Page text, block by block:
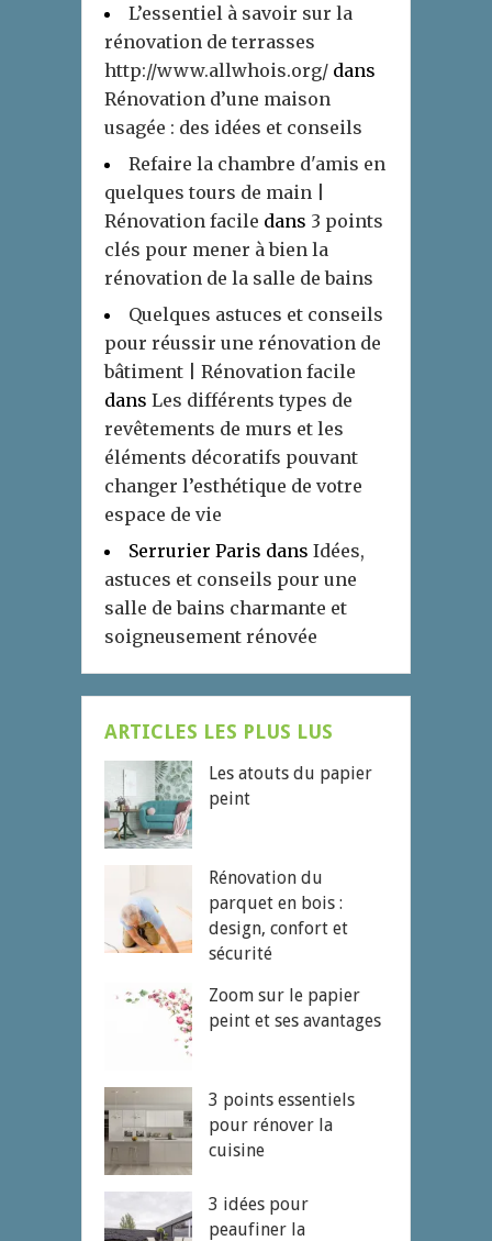
L’essentiel à savoir sur la
rénovation de terrasses
http://www.allwhois.org/ dans
Rénovation d’une maison
usagée : des idées et conseils
Refaire la chambre d'amis en
quelques tours de main |
Rénovation facile dans 3 points
clés pour mener à bien la
rénovation de la salle de bains
Quelques astuces et conseils
pour réussir une rénovation de
bâtiment | Rénovation facile
dans Les différents types de
revêtements de murs et les
éléments décoratifs pouvant
changer l’esthétique de votre
espace de vie
Serrurier Paris dans Idées,
astuces et conseils pour une
salle de bains charmante et
soigneusement rénovée
ARTICLES LES PLUS LUS
Les atouts du papier
peint
Rénovation du
parquet en bois :
design, confort et
sécurité
Zoom sur le papier
peint et ses avantages
3 points essentiels
pour rénover la
cuisine
3 idées pour
peaufiner la